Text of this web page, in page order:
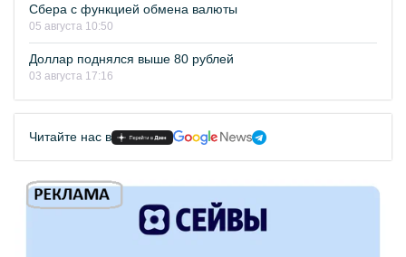
Сбера с функцией обмена валюты
05 августа 10:50
Доллар поднялся выше 80 рублей
03 августа 17:16
Читайте нас в